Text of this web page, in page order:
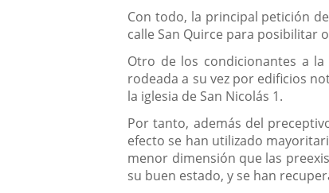
Con todo, la principal petición
calle San Quirce para posibilitar
Otro de los condicionantes a
rodeada a su vez por edificios
la iglesia de San Nicolás 1.
Por tanto, además del
efecto se han utilizado
menor dimensión que las
su buen estado, y se han